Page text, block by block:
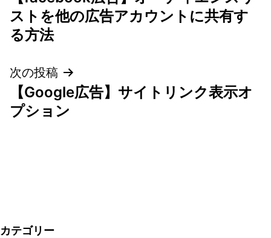
稿
ナ
ビ
ゲ
ー
ストを他の広告アカウントに共有す
る方法
次の投稿
【Google広告】サイトリンク表示オ
プション
カテゴリー